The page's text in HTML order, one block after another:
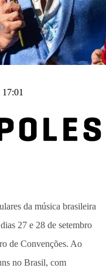
da música brasileira
27 e 28 de setembro
de Convenções. Ao
no Brasil, com